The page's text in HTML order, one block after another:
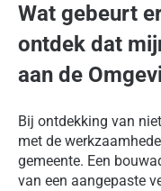
Wat gebeurt
ontdek dat
aan de
Bij ontdekking van
met de
gemeente. Een
van een aangepaste